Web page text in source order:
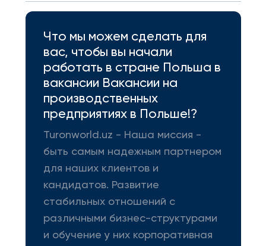
Что мы можем сделать для
вас, чтобы вы начали
работать в стране Польша в
вакансии Вакансии на
производственных
предприятиях в Польше!?
Turonworld.uz - Наша миссия -
быть самым надежным партнером
для наших клиентов и
кандидатов. Развитие
стабильных отношений с
различными бизнес-структурами
и обучение у них корпоративная